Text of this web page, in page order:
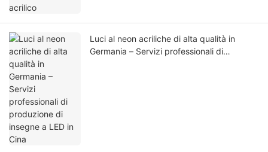
Luci al neon acriliche di alta qualità in
Germania – Servizi professionali di